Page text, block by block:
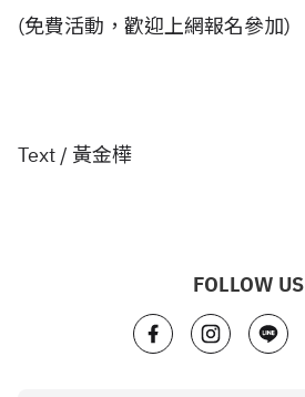
(免費活動，歡迎上網報名參加)
Text / 黃金樺
FOLLOW US